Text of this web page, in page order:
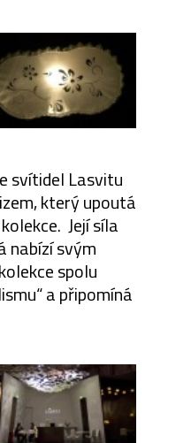
svítidel Lasvitu
který upoutá
Její síla
nabízí svým
spolu
a připomíná